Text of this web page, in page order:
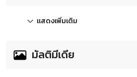
แสดงเพิ่มเติม
มัลติมีเดีย